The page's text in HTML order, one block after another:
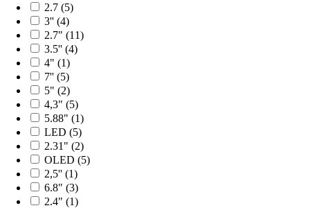
2.7 (5)
3'' (4)
2.7" (11)
3.5'' (4)
4" (1)
7'' (5)
5" (2)
4,3" (5)
5.88" (1)
LED (5)
2.31" (2)
OLED (5)
2,5'' (1)
6.8" (3)
2.4" (1)